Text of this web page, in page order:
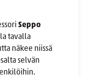
Seppo
tavalla
näkee niissä
selvän